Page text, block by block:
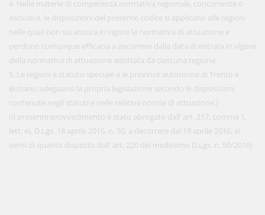
4. Nelle materie di competenza normativa regionale, concorrente o
esclusiva, le disposizioni del presente codice si applicano alle regioni
nelle quali non sia ancora in vigore la normativa di attuazione e
perdono comunque efficacia a decorrere dalla data di entrata in vigore
della normativa di attuazione adottata da ciascuna regione.
5. Le regioni a statuto speciale e le province autonome di Trento e
Bolzano adeguano la propria legislazione secondo le disposizioni
contenute negli statuti e nelle relative norme di attuazione.]
(Il presente provvedimento è stato abrogato dall’ art. 217, comma 1,
lett. e), D.Lgs. 18 aprile 2016, n. 50, a decorrere dal 19 aprile 2016, ai
sensi di quanto disposto dall’ art. 220 del medesimo D.Lgs. n. 50/2016)